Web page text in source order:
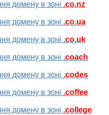
домену в зоні .co.nz
домену в зоні .co.ua
домену в зоні .co.uk
домену в зоні .coach
домену в зоні .codes
домену в зоні .coffee
домену в зоні .college